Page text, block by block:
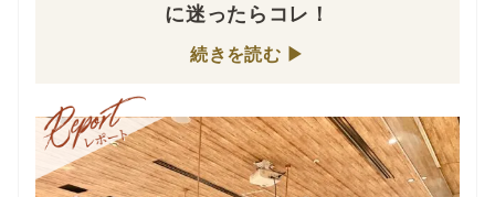
に迷ったらコレ！
続きを読む